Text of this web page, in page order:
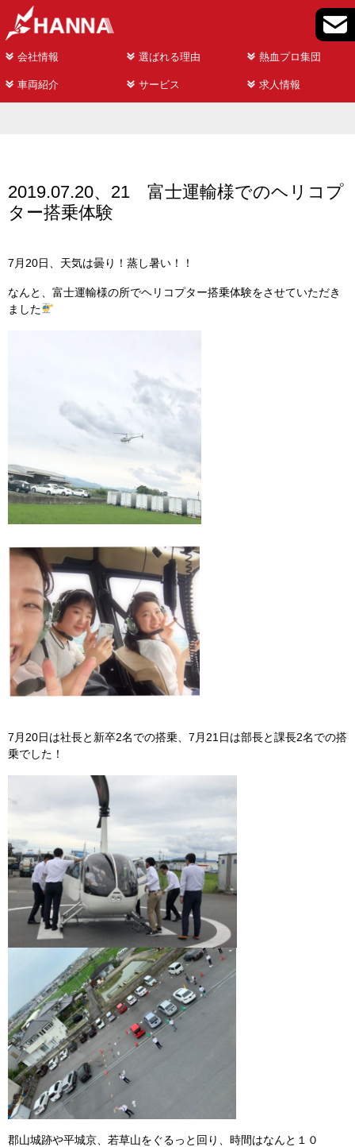
会社情報 選ばれる理由 熱血プロ集団
車両紹介 サービス 求人情報
2019.07.20、21 富士運輸様でのヘリコプ
ター搭乗体験
7月20日、天気は曇り！蒸し暑い！！
なんと、富士運輸様の所でヘリコプター搭乗体験をさせていただき
ました
7月20日は社長と新卒2名での搭乗、7月21日は部長と課長2名での搭
乗でした！
郡山城跡や平城京、若草山をぐるっと回り、時間はなんと１０